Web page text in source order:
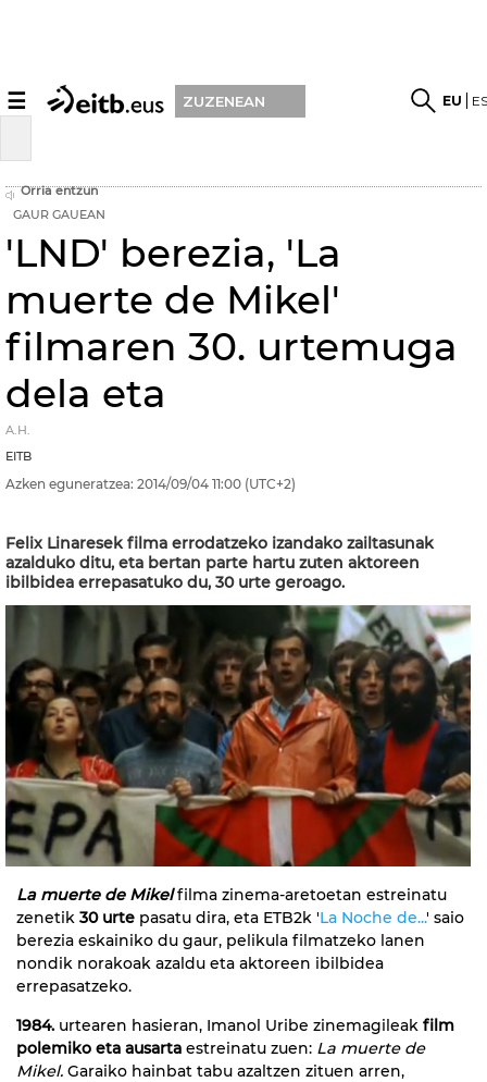
☰ ZUZENEAN EU
Orria entzun
GAUR GAUEAN
'LND' berezia, 'La
muerte de Mikel'
filmaren 30. urtemuga
dela eta
A.H.
EITB
Azken eguneratzea: 2014/09/04 11:00 (UTC+2)
Felix Linaresek filma errodatzeko izandako zailtasunak
azalduko ditu, eta bertan parte hartu zuten aktoreen
ibilbidea errepasatuko du, 30 urte geroago.
La muerte de Mikelfilma zinema-aretoetan estreinatu
zenetik 30 urte pasatu dira, eta ETB2k 'La Noche de...' saio
berezia eskainiko du gaur, pelikula filmatzeko lanen
nondik norakoak azaldu eta aktoreen ibilbidea
errepasatzeko.
1984. urtearen hasieran, Imanol Uribe zinemagileak film
polemiko eta ausarta estreinatu zuen: La muerte de
Mikel. Garaiko hainbat tabu azaltzen zituen arren,